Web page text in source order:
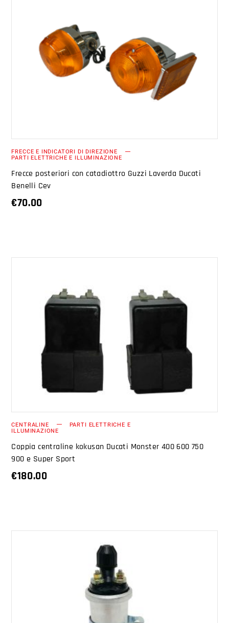
AGGIUNGI AL CARRELLO
FRECCE E INDICATORI DI DIREZIONE
PARTI ELETTRICHE E ILLUMINAZIONE
Frecce posteriori con catadiottro Guzzi Laverda Ducati
Benelli Cev
€70.00
AGGIUNGI AL CARRELLO
CENTRALINE PARTI ELETTRICHE E
ILLUMINAZIONE
Coppia centraline kokusan Ducati Monster 400 600 750
900 e Super Sport
€180.00